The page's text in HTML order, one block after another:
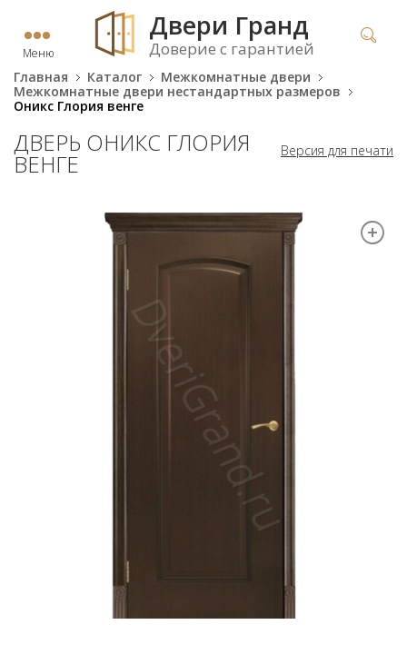
Меню
Двери Гранд
Доверие с гарантией
Главная Каталог
Межкомнатные двери
Межкомнатные двери нестандартных размеров
Оникс Глория венге
Версия для печати
ДВЕРЬ ОНИКС ГЛОРИЯ
ВЕНГЕ